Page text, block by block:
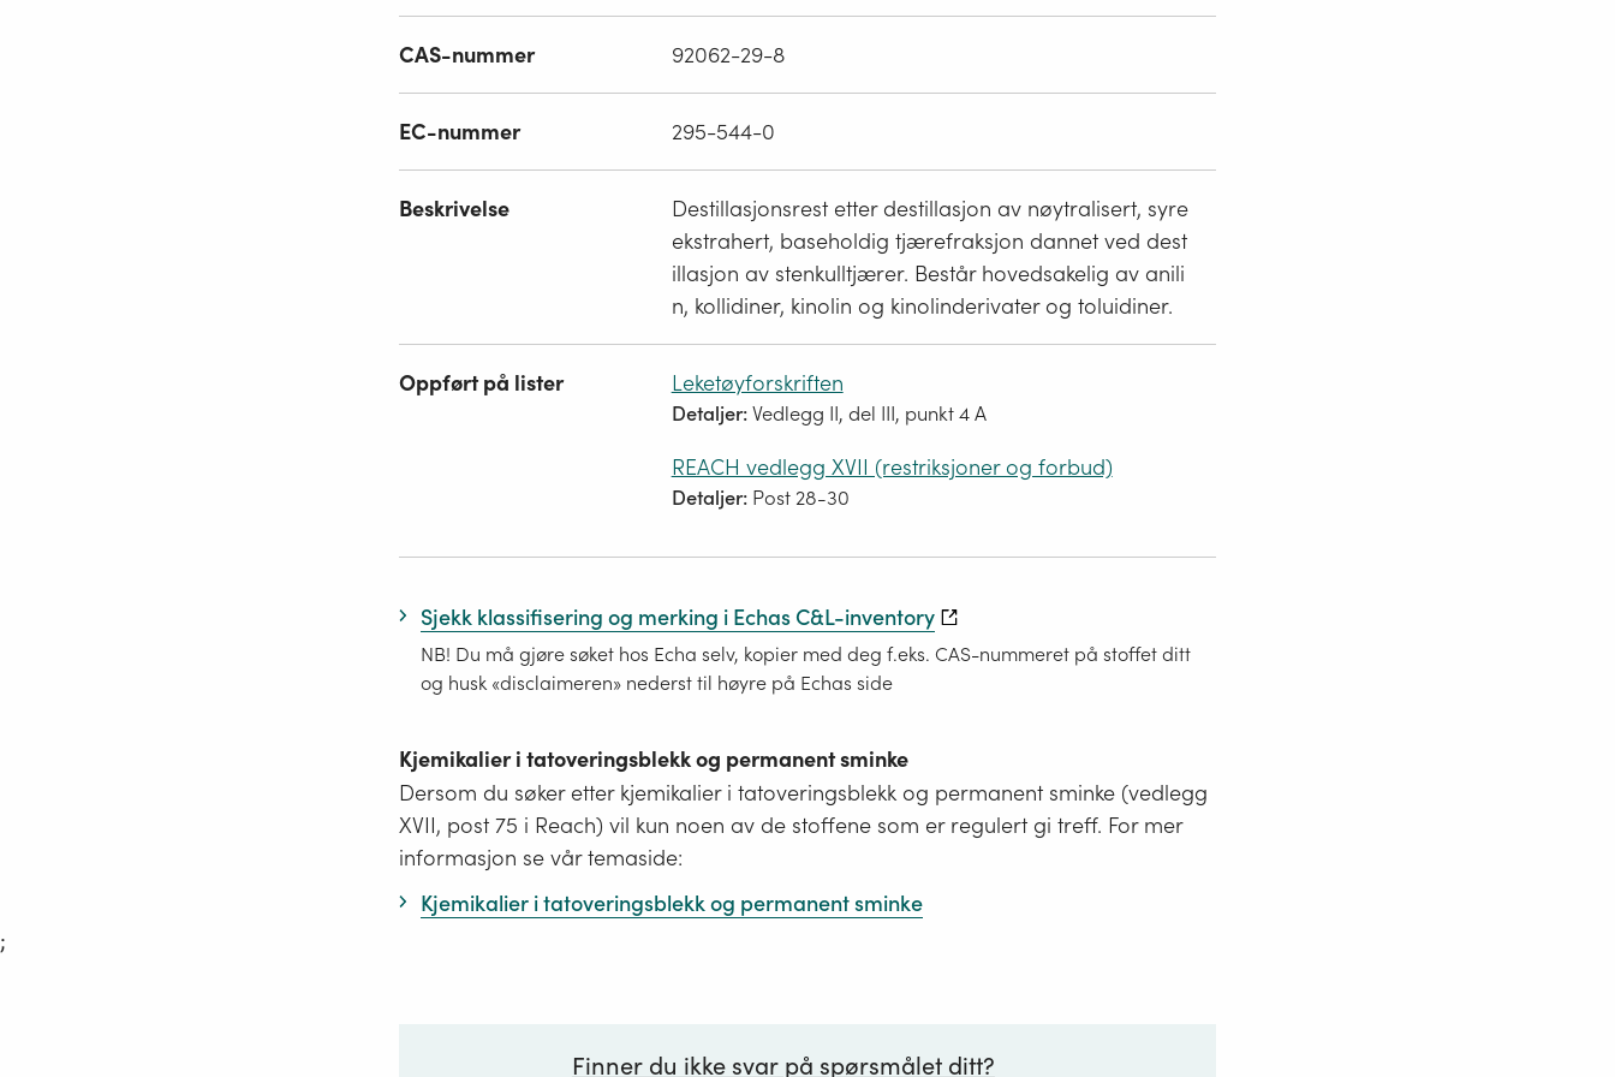
CAS-nummer 92062-29-8
EC-nummer 295-544-0
Beskrivelse
Destillasjonsrest etter destillasjon av nøytralisert, syre
ekstrahert, baseholdig tjærefraksjon dannet ved dest
illasjon av stenkulltjærer. Består hovedsakelig av anili
n, kollidiner, kinolin og kinolinderivater og toluidiner.
Oppført på lister Leketøyforskriften
Detaljer:Vedlegg II, del III, punkt 4 A
REACH vedlegg XVII (restriksjoner og forbud)
Detaljer: Post 28-30
Sjekk klassifisering og merking i Echas C&L-inventory
NB! Du må gjøre søket hos Echa selv, kopier med deg f.eks. CAS-nummeret på stoffet ditt
og husk «disclaimeren» nederst til høyre på Echas side
Kjemikalier i tatoveringsblekk og permanent sminke
Dersom du søker etter kjemikalier i tatoveringsblekk og permanent sminke (vedlegg
XVII, post 75 i Reach) vil kun noen av de stoffene som er regulert gi treff. For mer
informasjon se vår temaside:
Kjemikalier i tatoveringsblekk og permanent sminke
;
Finner du ikke svar på spørsmålet ditt?